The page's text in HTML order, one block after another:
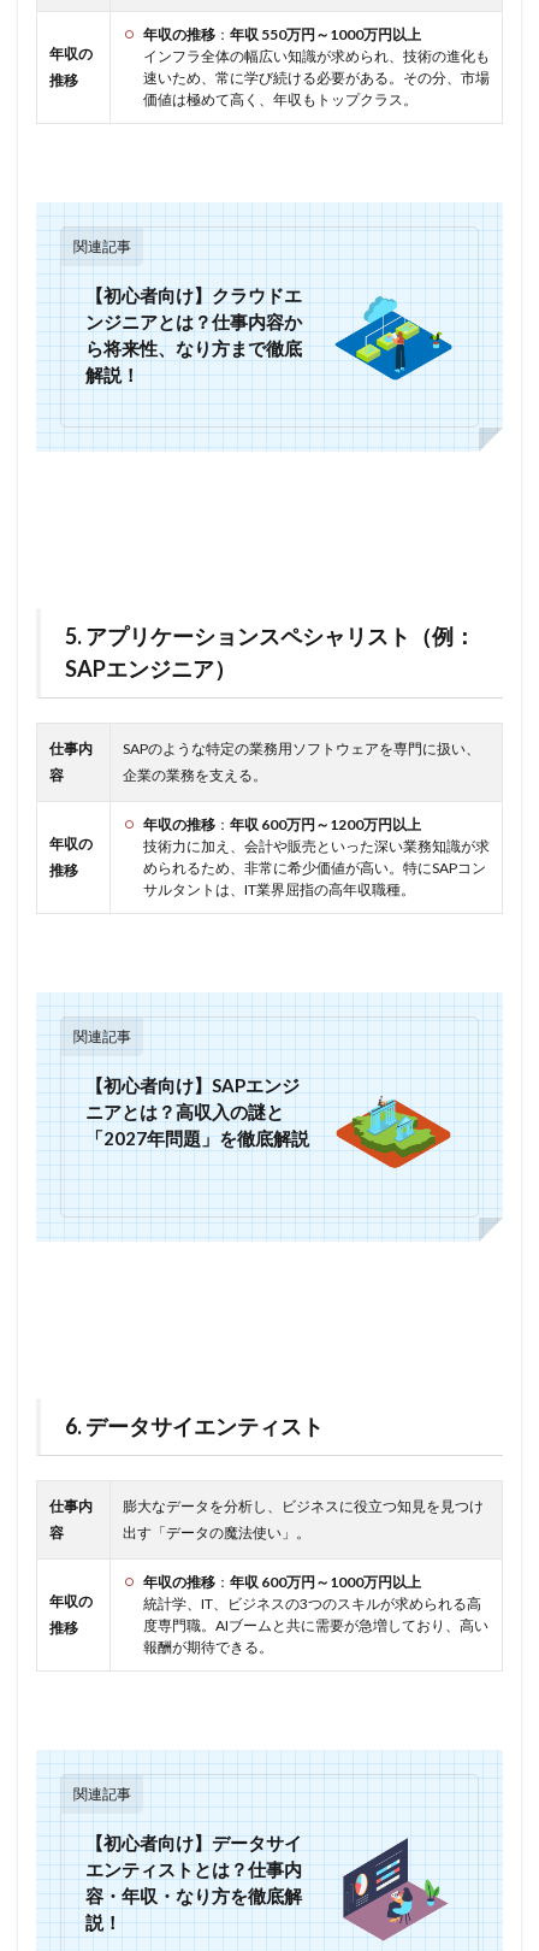
年収の
推移
年収の推移 ： 年収 550万円～1000万円以上
インフラ全体の幅広い知識が求められ、技術の進化も
速いため、常に学び続ける必要がある。その分、市場
価値は極めて高く、年収もトップクラス。
関連記事
【初心者向け】クラウドエ
ンジニアとは？仕事内容か
ら将来性、なり方まで徹底
解説！
5. アプリケーションスペシャリスト（例：
SAPエンジニア）
仕事内
容
SAPのような特定の業務用ソフトウェアを専門に扱い、
企業の業務を支える。
年収の
推移
年収の推移 ： 年収 600万円～1200万円以上
技術力に加え、会計や販売といった深い業務知識が求
められるため、非常に希少価値が高い。特にSAPコン
サルタントは、IT業界屈指の高年収職種。
関連記事
【初心者向け】SAPエンジ
ニアとは？高収入の謎と
「2027年問題」を徹底解説
6. データサイエンティスト
仕事内
容
膨大なデータを分析し、ビジネスに役立つ知見を見つけ
出す「データの魔法使い」。
年収の
推移
年収の推移 ： 年収 600万円～1000万円以上
統計学、IT、ビジネスの3つのスキルが求められる高
度専門職。AIブームと共に需要が急増しており、高い
報酬が期待できる。
関連記事
【初心者向け】データサイ
エンティストとは？仕事内
容・年収・なり方を徹底解
説！